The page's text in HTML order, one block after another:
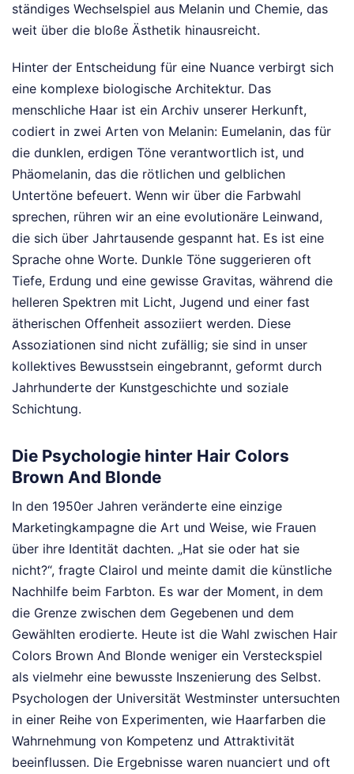
ständiges Wechselspiel aus Melanin und Chemie, das
weit über die bloße Ästhetik hinausreicht.
Hinter der Entscheidung für eine Nuance verbirgt sich
eine komplexe biologische Architektur. Das
menschliche Haar ist ein Archiv unserer Herkunft,
codiert in zwei Arten von Melanin: Eumelanin, das für
die dunklen, erdigen Töne verantwortlich ist, und
Phäomelanin, das die rötlichen und gelblichen
Untertöne befeuert. Wenn wir über die Farbwahl
sprechen, rühren wir an eine evolutionäre Leinwand,
die sich über Jahrtausende gespannt hat. Es ist eine
Sprache ohne Worte. Dunkle Töne suggerieren oft
Tiefe, Erdung und eine gewisse Gravitas, während die
helleren Spektren mit Licht, Jugend und einer fast
ätherischen Offenheit assoziiert werden. Diese
Assoziationen sind nicht zufällig; sie sind in unser
kollektives Bewusstsein eingebrannt, geformt durch
Jahrhunderte der Kunstgeschichte und soziale
Schichtung.
Die Psychologie hinter Hair Colors
Brown And Blonde
In den 1950er Jahren veränderte eine einzige
Marketingkampagne die Art und Weise, wie Frauen
über ihre Identität dachten. „Hat sie oder hat sie
nicht?“, fragte Clairol und meinte damit die künstliche
Nachhilfe beim Farbton. Es war der Moment, in dem
die Grenze zwischen dem Gegebenen und dem
Gewählten erodierte. Heute ist die Wahl zwischen Hair
Colors Brown And Blonde weniger ein Versteckspiel
als vielmehr eine bewusste Inszenierung des Selbst.
Psychologen der Universität Westminster untersuchten
in einer Reihe von Experimenten, wie Haarfarben die
Wahrnehmung von Kompetenz und Attraktivität
beeinflussen. Die Ergebnisse waren nuanciert und oft